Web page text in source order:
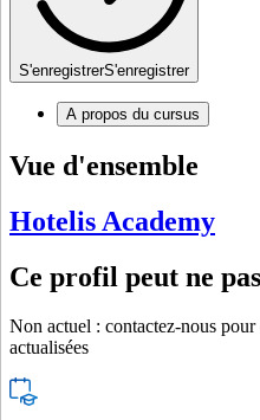
S'enregistrerS'enregistrer
A propos du cursus
Vue d'ensemble
Hotelis Academy
Ce profil peut ne
Non actuel : contactez-nous
actualisées